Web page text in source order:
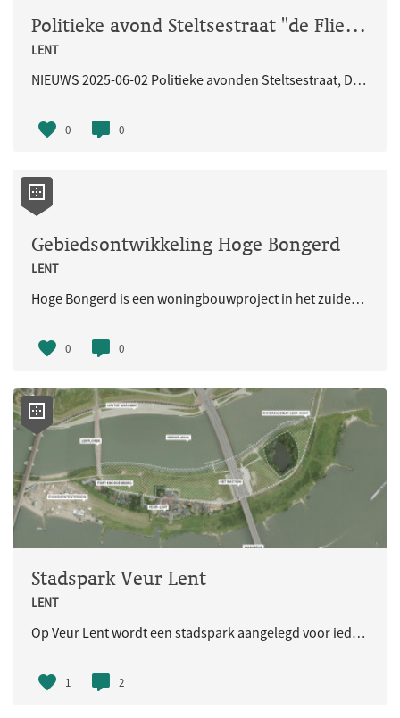
Politieke avond Steltsestraat "de Flieren"
LENT
NIEUWS 2025-06-02 Politieke avonden Steltsestraat, De Flieren De aanvraag om omgevingsvergunning t.b.v. het ruimtelijk deel is op 18 april 2025 ingediend. De komende periode vinden er verschillende politieke avonden plaats in het Stadhui
0 0
Gebiedsontwikkeling Hoge Bongerd
LENT
Hoge Bongerd is een woningbouwproject in het zuiden van de Waalsprong, aan de Spiegelwaal en Lent.
0 0
Stadspark Veur Lent
LENT
Op Veur Lent wordt een stadspark aangelegd voor iedereen. Ruimte voor natuur gaat samen met recreatie en verblijven. Er wordt hier geen extra woningbouw gerealiseerd.
1 2